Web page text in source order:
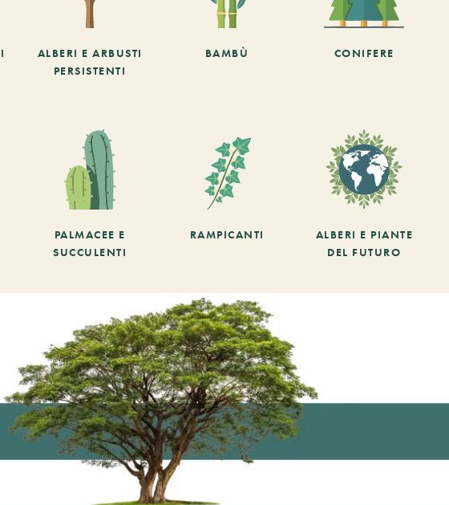
ALBERI E ARBUSTI
PERSISTENTI
BAMBÙ CONIFERE
PALMACEE E
SUCCULENTI
RAMPICANTI
ALBERI E PIANTE
DEL FUTURO